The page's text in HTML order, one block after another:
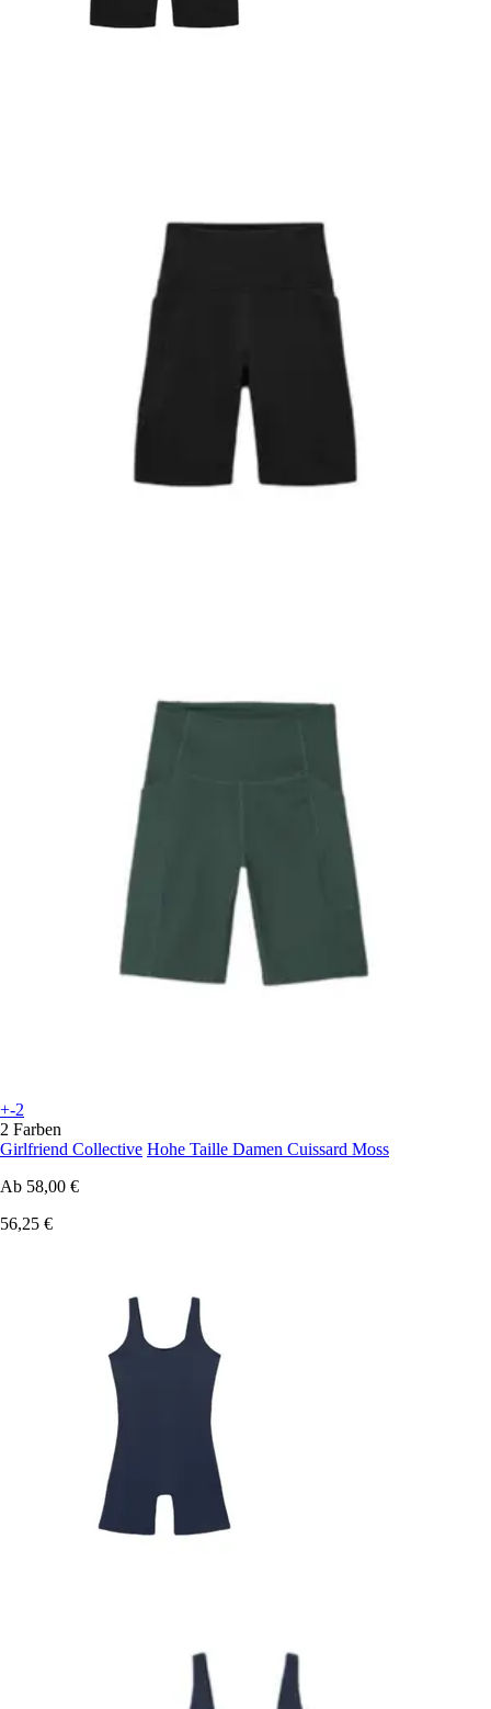
+-2
2 Farben
Girlfriend Collective Hohe Taille Damen Cuissard Moss
Ab 58,00 €
56,25 €